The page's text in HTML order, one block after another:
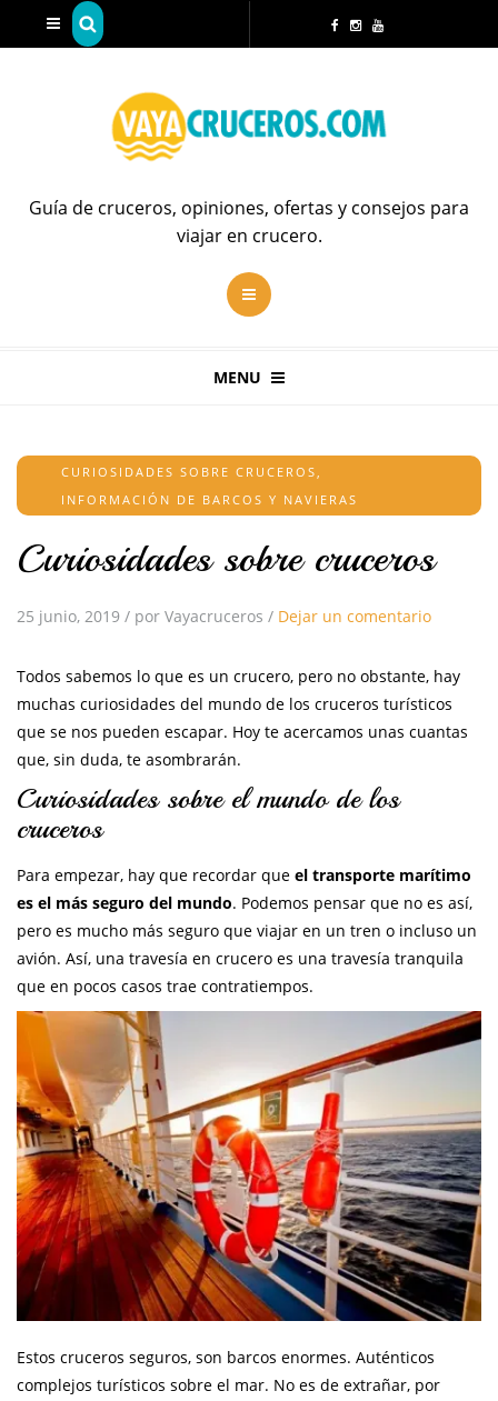
Guía de cruceros, opiniones, ofertas y consejos para
viajar en crucero.
MENU
CURIOSIDADES SOBRE CRUCEROS,
INFORMACIÓN DE BARCOS Y NAVIERAS
Curiosidades sobre cruceros
25 junio, 2019 / por Vayacruceros / Dejar un comentario
Todos sabemos lo que es un crucero, pero no obstante, hay
muchas curiosidades del mundo de los cruceros turísticos
que se nos pueden escapar. Hoy te acercamos unas cuantas
que, sin duda, te asombrarán.
Curiosidades sobre el mundo de los
cruceros
Para empezar, hay que recordar que el transporte marítimo
es el más seguro del mundo. Podemos pensar que no es así,
pero es mucho más seguro que viajar en un tren o incluso un
avión. Así, una travesía en crucero es una travesía tranquila
que en pocos casos trae contratiempos.
Estos cruceros seguros, son barcos enormes. Auténticos
complejos turísticos sobre el mar. No es de extrañar, por